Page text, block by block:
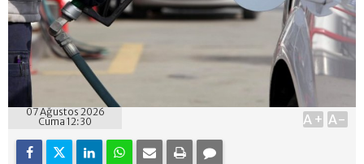
07 Ağustos 2026
Cuma 12:30
A+ A-